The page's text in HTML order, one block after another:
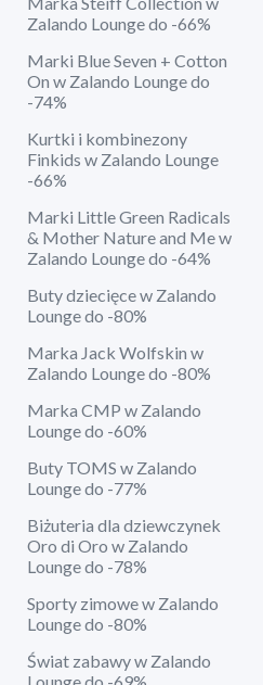
Zalando Lounge do -66%
Marki Blue Seven + Cotton
On w Zalando Lounge do
-74%
Kurtki i kombinezony
Finkids w Zalando Lounge
-66%
Marki Little Green Radicals
& Mother Nature and Me w
Zalando Lounge do -64%
Buty dziecięce w Zalando
Lounge do -80%
Marka Jack Wolfskin w
Zalando Lounge do -80%
Marka CMP w Zalando
Lounge do -60%
Buty TOMS w Zalando
Lounge do -77%
Biżuteria dla dziewczynek
Oro di Oro w Zalando
Lounge do -78%
Sporty zimowe w Zalando
Lounge do -80%
Świat zabawy w Zalando